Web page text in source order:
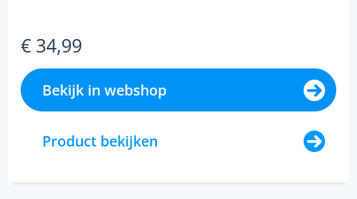
€ 34,99
Bekijk in webshop
Product bekijken